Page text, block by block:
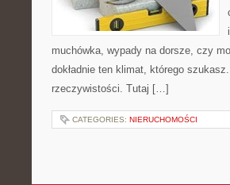
muchówka, wypady na dorsze, czy
dokładnie ten klimat, którego
rzeczywistości. Tutaj […]
CATEGORIES: NIERUCHOMOŚCI